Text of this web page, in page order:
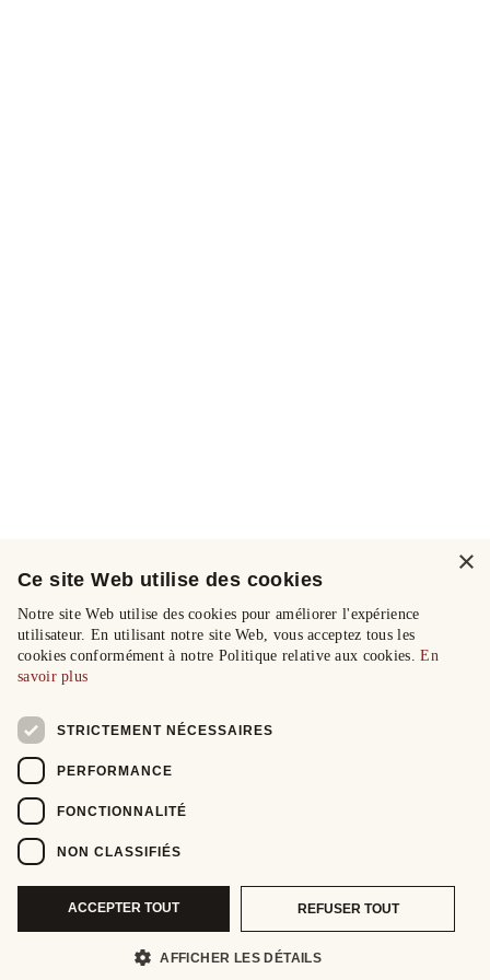
×
Ce site Web utilise des cookies
Notre site Web utilise des cookies pour améliorer l'expérience
utilisateur. En utilisant notre site Web, vous acceptez tous les
cookies conformément à notre Politique relative aux cookies.En
savoir plus
STRICTEMENT NÉCESSAIRES
PERFORMANCE
FONCTIONNALITÉ
NON CLASSIFIÉS
ACCEPTER TOUT REFUSER TOUT
AFFICHER LES DÉTAILS